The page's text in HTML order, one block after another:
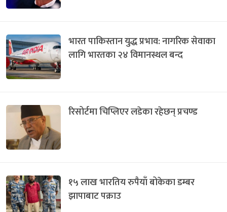
भारत पाकिस्तान युद्ध प्रभाव: नागरिक सेवाका
लागि भारतका २४ विमानस्थल बन्द
रिसोर्टमा चिप्लिएर लडेका रहेछन् प्रचण्ड
१५ लाख भारतिय रुपैयाँ बोकेका डम्बर
झापाबाट पक्राउ